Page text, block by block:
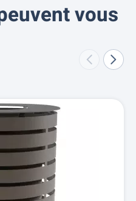
vous